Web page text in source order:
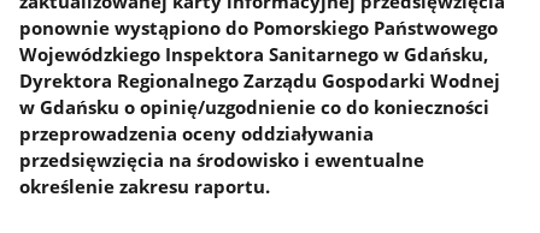
ponownie wystąpiono do Pomorskiego Państwowego
Wojewódzkiego Inspektora Sanitarnego w Gdańsku,
Dyrektora Regionalnego Zarządu Gospodarki Wodnej
w Gdańsku o opinię/uzgodnienie co do konieczności
przeprowadzenia oceny oddziaływania
przedsięwzięcia na środowisko i ewentualne
określenie zakresu raportu.